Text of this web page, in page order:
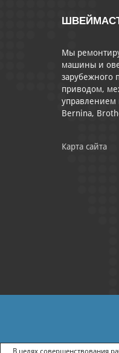
Мы
машины и
зарубежного
приводом,
управлением
Bernina,
Карта сайта
ПОЛИТИКА
В целях совершенствования